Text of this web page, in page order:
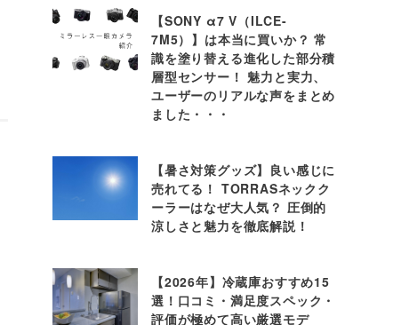
【SONY α7 V（ILCE-
7M5）】は本当に買いか？ 常
識を塗り替える進化した部分積
層型センサー！ 魅力と実力、
ユーザーのリアルな声をまとめ
ました・・・
【暑さ対策グッズ】良い感じに
売れてる！ TORRASネックク
ーラーはなぜ大人気？ 圧倒的
涼しさと魅力を徹底解説！
【2026年】冷蔵庫おすすめ15
選！口コミ・満足度スペック・
評価が極めて高い厳選モデ